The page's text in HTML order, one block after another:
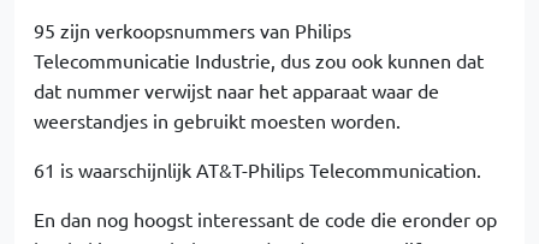
95 zijn verkoopsnummers van Philips
Telecommunicatie Industrie, dus zou ook kunnen dat
dat nummer verwijst naar het apparaat waar de
weerstandjes in gebruikt moesten worden.
61 is waarschijnlijk AT&T-Philips Telecommunication.
En dan nog hoogst interessant de code die eronder op